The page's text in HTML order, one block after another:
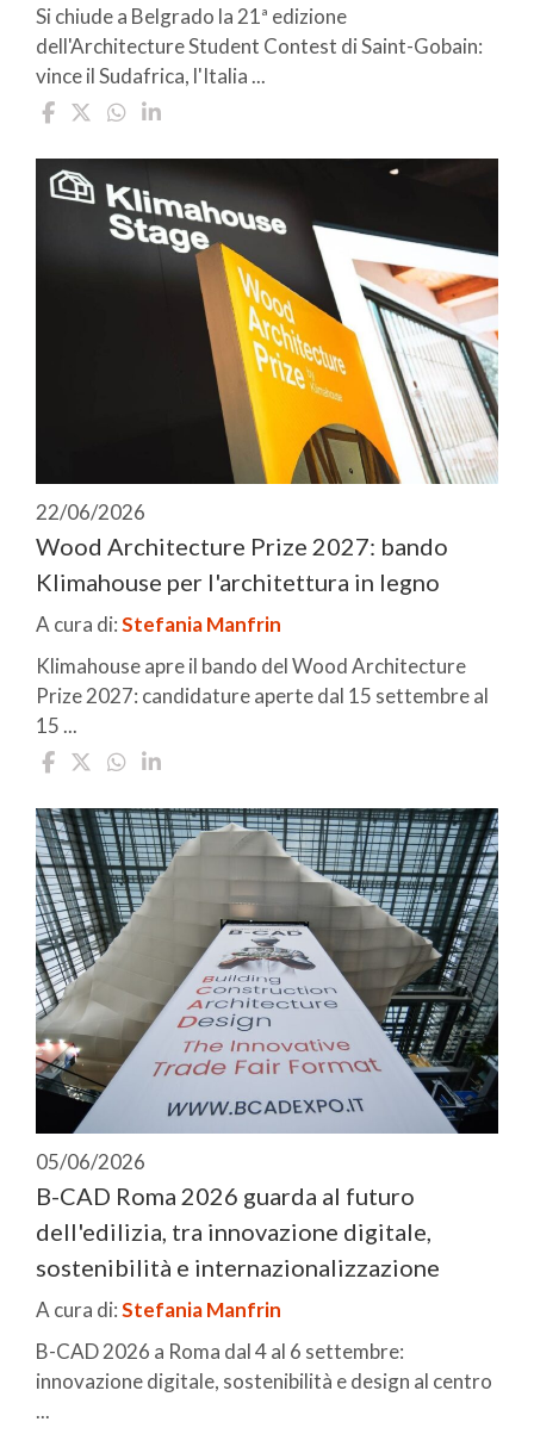
Si chiude a Belgrado la 21ª edizione
dell'Architecture Student Contest di Saint-Gobain:
vince il Sudafrica, l'Italia ...
22/06/2026
Wood Architecture Prize 2027: bando
Klimahouse per l'architettura in legno
A cura di:Stefania Manfrin
Klimahouse apre il bando del Wood Architecture
Prize 2027: candidature aperte dal 15 settembre al
15 ...
05/06/2026
B-CAD Roma 2026 guarda al futuro
dell'edilizia, tra innovazione digitale,
sostenibilità e internazionalizzazione
A cura di:Stefania Manfrin
B-CAD 2026 a Roma dal 4 al 6 settembre:
innovazione digitale, sostenibilità e design al centro
...